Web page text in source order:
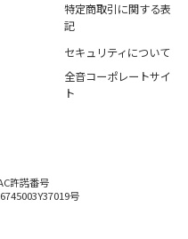
特定商取引に関する表
記
セキュリティについて
全音コーポレートサイ
ト
許諾番号
号